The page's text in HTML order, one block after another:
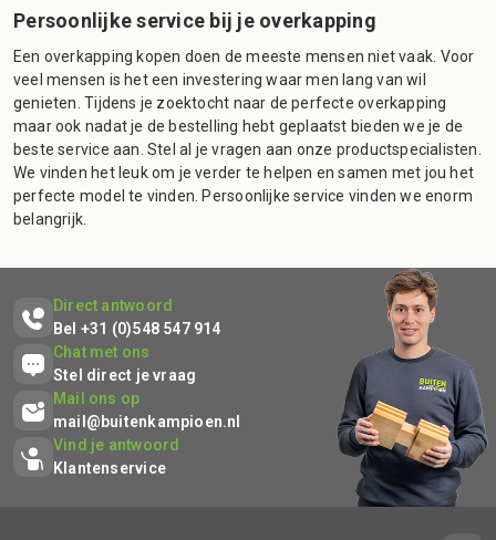
Persoonlijke service bij je overkapping
Een overkapping kopen doen de meeste mensen niet vaak. Voor
veel mensen is het een investering waar men lang van wil
genieten. Tijdens je zoektocht naar de perfecte overkapping
maar ook nadat je de bestelling hebt geplaatst bieden we je de
beste service aan. Stel al je vragen aan onze productspecialisten.
We vinden het leuk om je verder te helpen en samen met jou het
perfecte model te vinden. Persoonlijke service vinden we enorm
belangrijk.
Direct antwoord
Bel +31 (0)548 547 914
Chat met ons
Stel direct je vraag
Mail ons op
mail@buitenkampioen.nl
Vind je antwoord
Klantenservice